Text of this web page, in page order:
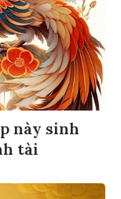
này sinh
tài